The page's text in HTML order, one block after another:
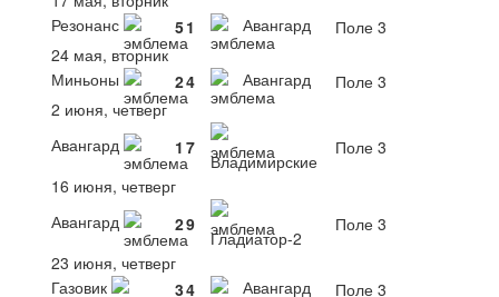
Резонанс
51 Авангард
Поле 3
24 мая, вторник
Миньоны
24 Авангард
Поле 3
2 июня, четверг
Авангард
1 7
Владимирские
Поле 3
16 июня, четверг
Авангард
29
Гладиатор-2
Поле 3
23 июня, четверг
Газовик
34 Авангард
Поле 3